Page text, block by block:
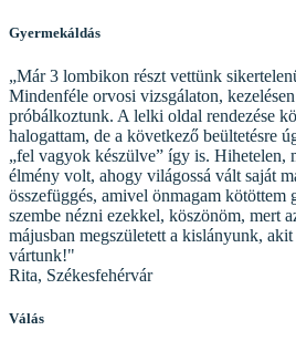
Gyermekáldás
„Már 3 lombikon részt vettünk
Mindenféle orvosi vizsgálaton,
próbálkoztunk. A lelki oldal rendezése
halogattam, de a következő beültetésre
„fel vagyok készülve” így is. Hihetelen,
élmény volt, ahogy világossá vált saját
összefüggés, amivel önmagam kötöttem
szembe nézni ezekkel, köszönöm, mert
májusban megszületett a kislányunk,
vártunk!"
Rita, Székesfehérvár
Válás